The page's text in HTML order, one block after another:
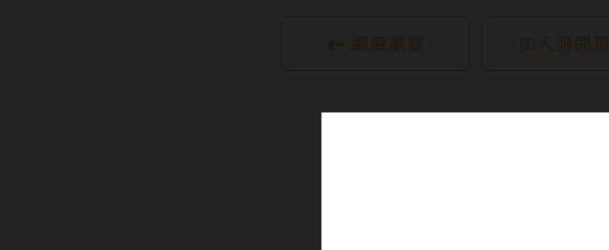
繼續瀏覽 加入詢問單